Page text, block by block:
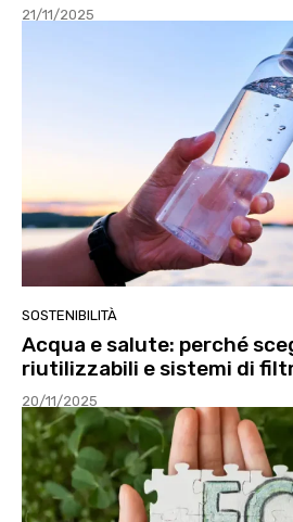
21/11/2025
SOSTENIBILITÀ
Acqua e salute: perché
riutilizzabili e sistemi di
20/11/2025